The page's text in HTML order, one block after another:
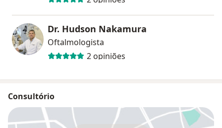
Dr. Hudson Nakamura
Oftalmologista
2 opiniões
Consultório